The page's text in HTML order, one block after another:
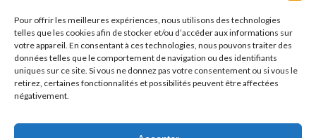
Pour offrir les meilleures expériences, nous utilisons des technologies
telles que les cookies afin de stocker et/ou d’accéder aux informations sur
votre appareil. En consentant à ces technologies, nous pouvons traiter des
données telles que le comportement de navigation ou des identifiants
uniques sur ce site. Si vous ne donnez pas votre consentement ou si vous le
retirez, certaines fonctionnalités et possibilités peuvent être affectées
négativement.
Devenir coach ?
Nous vous montrons volontiers les possibilités à l’aide d’une
démonstration gratuite.